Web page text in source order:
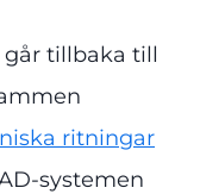
tillbaka till
ritningar
systemen